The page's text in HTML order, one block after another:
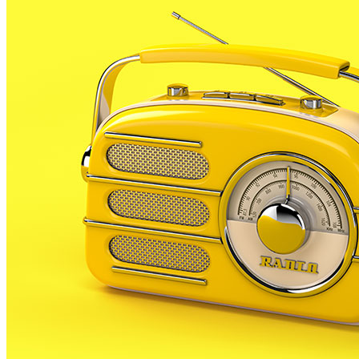
En una trobada al Forroll, Fernández es va
En aquest comiat del càrrec hi van ser la 1a Tinent
regidor Óscar Bermán, qui durant anys ha format part
Ara s’obre una nova etapa a l’Associació de Veïns.
A partir d’ara no et perdis res. Rep
SUBSCRIURE’M